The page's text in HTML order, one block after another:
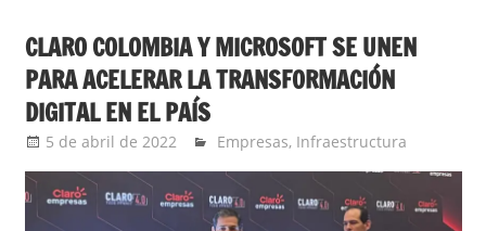
CLARO COLOMBIA Y MICROSOFT SE UNEN
PARA ACELERAR LA TRANSFORMACIÓN
DIGITAL EN EL PAÍS
5 de abril de 2022 Ernesto Herrera
Empresas, Infraestructura